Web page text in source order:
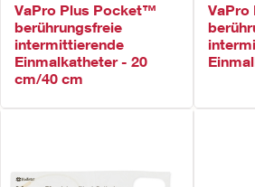
VaPro Plus Pocket™
berührungsfreie
intermittierende
Einmalkatheter - 20
cm/40 cm